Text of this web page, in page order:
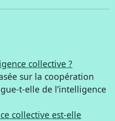
collective ?
sur la coopération
t-elle de l’intelligence
collective est-elle